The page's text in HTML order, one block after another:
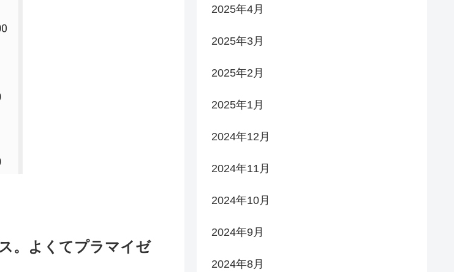
。よくてプラマイゼ
2025年4月
2025年3月
2025年2月
2025年1月
2024年12月
2024年11月
2024年10月
2024年9月
2024年8月